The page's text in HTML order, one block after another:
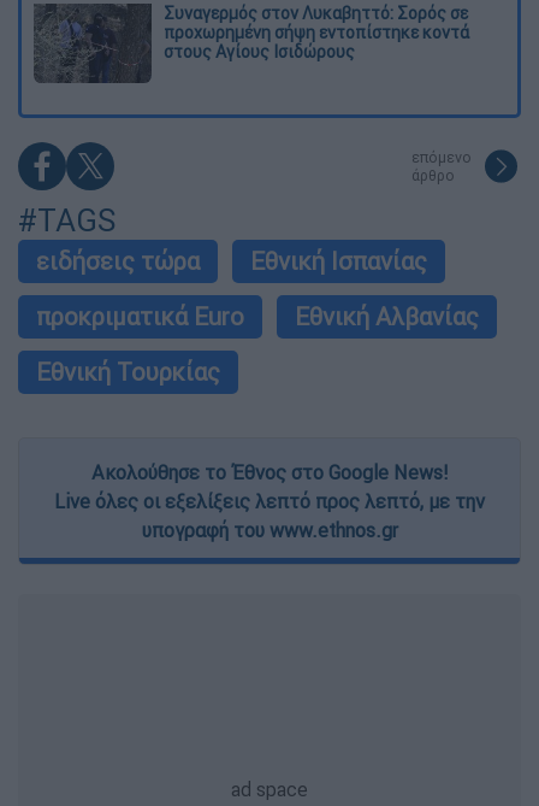
Συναγερμός στον Λυκαβηττό: Σορός σε
προχωρημένη σήψη εντοπίστηκε κοντά
στους Αγίους Ισιδώρους
επόμενο
άρθρο
#TAGS
ειδήσεις τώρα
Εθνική Ισπανίας
προκριματικά Euro
Εθνική Αλβανίας
Εθνική Τουρκίας
Ακολούθησε το Έθνος στο Google News!
Live όλες οι εξελίξεις λεπτό προς λεπτό, με την
υπογραφή του www.ethnos.gr